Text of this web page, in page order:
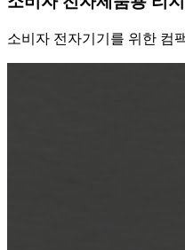
소비자 전자기기를 위한 컴